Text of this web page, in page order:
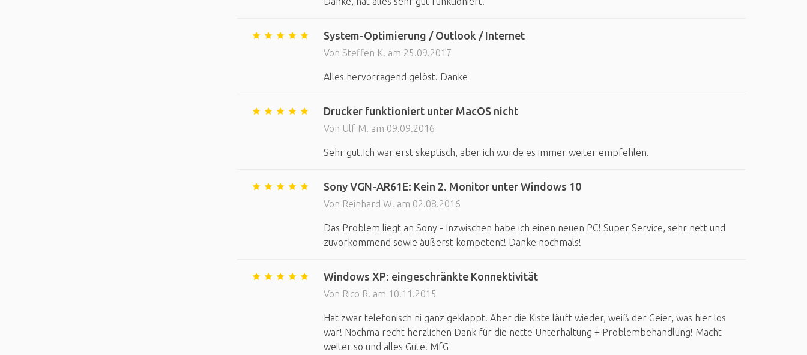
System-Optimierung / Outlook / Internet
Von Steffen K. am 25.09.2017
Alles hervorragend gelöst. Danke
Drucker funktioniert unter MacOS nicht
Von Ulf M. am 09.09.2016
Sehr gut.Ich war erst skeptisch, aber ich wurde es immer weiter empfehlen.
Sony VGN-AR61E: Kein 2. Monitor unter Windows 10
Von Reinhard W. am 02.08.2016
Das Problem liegt an Sony - Inzwischen habe ich einen neuen PC! Super Service, sehr nett und
zuvorkommend sowie äußerst kompetent! Danke nochmals!
Windows XP: eingeschränkte Konnektivität
Von Rico R. am 10.11.2015
Hat zwar telefonisch ni ganz geklappt! Aber die Kiste läuft wieder, weiß der Geier, was hier los
war! Nochma recht herzlichen Dank für die nette Unterhaltung + Problembehandlung! Macht
weiter so und alles Gute! MfG